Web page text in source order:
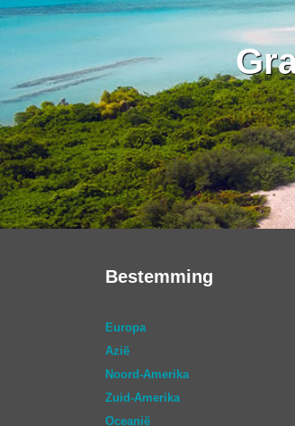
Bestemming
Europa
Azië
Noord-Amerika
Zuid-Amerika
Oceanië